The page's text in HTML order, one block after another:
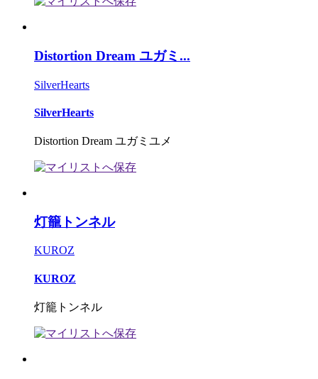
Distortion Dream ユガミ...
SilverHearts
SilverHearts
Distortion Dream ユガミユメ
灯籠トンネル
KUROZ
KUROZ
灯籠トンネル